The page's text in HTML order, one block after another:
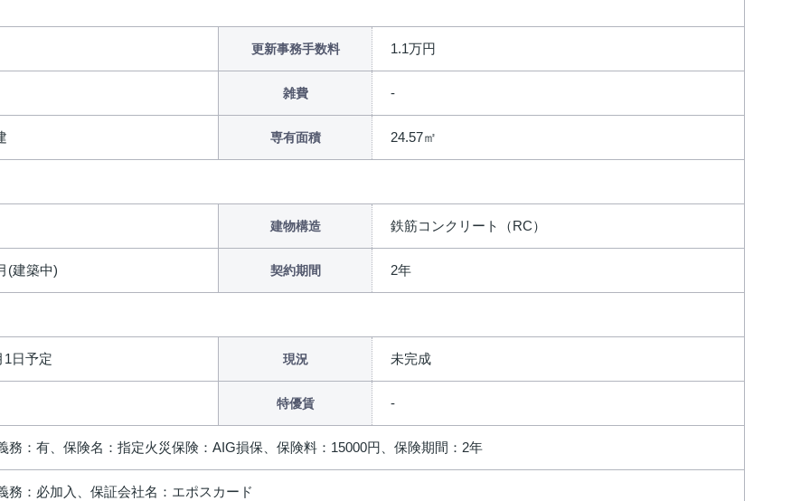
更新事務手数料 1.1万円
雑費
専有面積 24.57㎡
建物構造 鉄筋コンクリート（RC）
(建築中) 契約期間 2年
1日予定 現況 未完成
特優賃
務：有、保険名：指定火災保険：AIG損保、保険料：15000円、保険期間：2年
務：必加入、保証会社名：エポスカード